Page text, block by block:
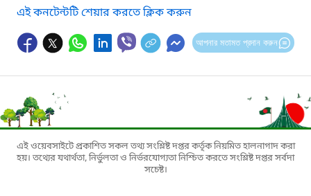
এই কনটেন্টটি শেয়ার করতে ক্লিক করুন
আপনার মতামত প্রদান করুন
এই ওয়েবসাইটে প্রকাশিত সকল তথ্য সংশ্লিষ্ট দপ্তর কর্তৃক নিয়মিত হালনাগাদ করা
হয়। তথ্যের যথার্থতা, নির্ভুলতা ও নির্ভরযোগ্যতা নিশ্চিত করতে সংশ্লিষ্ট দপ্তর সর্বদা
সচেষ্ট।